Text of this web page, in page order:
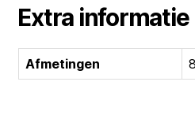
Extra informatie
Afmetingen